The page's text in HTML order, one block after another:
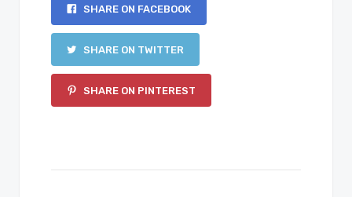
SHARE ON FACEBOOK
SHARE ON TWITTER
SHARE ON PINTEREST